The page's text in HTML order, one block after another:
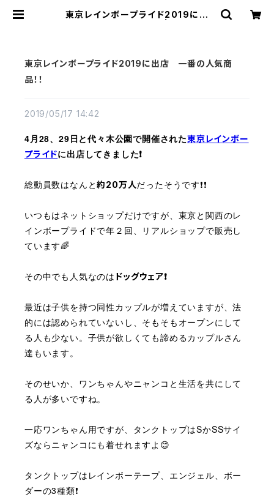
東京レインボープライド2019に出
東京レインボープライド2019に出店 一番の人気商
品！！
2019/05/17 14:42
4月28、29日と代々木公園で開催された東京レインボー
プライドに出店してきました❗️
総動員数はなんと約20万人だったそうです❗️❗️
いつもはネットショップだけですが、東京と関西のレ
インボープライドで年２回、リアルショップで販売し
ています🌈
その中でも人気なのは ドッグウェア❗️
最近は子供を持つ同性カップルが増えていますが、法
的には認められていないし、そもそもオープンにして
る人も少ない。子供が欲しくても諦めるカップルさん
達もいます。
そのせいか、ワンちゃんやニャンコと生活を共にして
る人が多いですね。
一応ワンちゃん用ですが、タンクトップはSかSSサイ
ズならニャンコにも着せれますよ😊
タンクトップはレインボーテープ、エンジェル、ボー
ダーの3種類❗️